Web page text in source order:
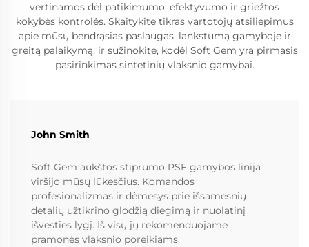
vertinamos dėl patikimumo, efektyvumo ir griežtos
kokybės kontrolės. Skaitykite tikras vartotojų atsiliepimus
apie mūsų bendrąsias paslaugas, lankstumą gamyboje ir
greitą palaikymą, ir sužinokite, kodėl Soft Gem yra pirmasis
pasirinkimas sintetinių vlaksnio gamybai.
John Smith
Soft Gem aukštos stiprumo PSF gamybos linija
viršijo mūsų lūkesčius. Komandos
profesionalizmas ir dėmesys prie išsamesnių
detalių užtikrino glodžią diegimą ir nuolatinį
išvesties lygį. Iš visų jų rekomenduojame
pramonės vlaksnio poreikiams.